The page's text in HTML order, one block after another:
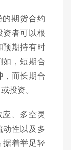
期货合约
者可以根
预期持有时
，短期合
而长期合
投资。
、多空灵
性以及多
着举足轻